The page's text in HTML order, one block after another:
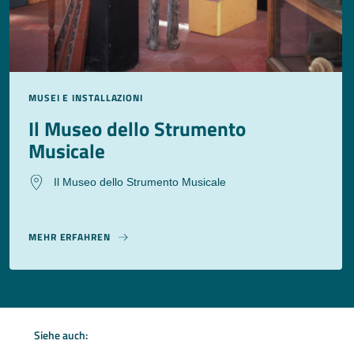
MUSEI E INSTALLAZIONI
Il Museo dello Strumento
Musicale
Il Museo dello Strumento Musicale
MEHR ERFAHREN
Siehe auch: